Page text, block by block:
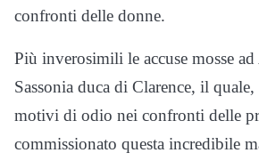
confronti delle donne.
Più inverosimili le accuse mosse
Sassonia duca di Clarence, il
motivi di odio nei confronti delle
commissionato questa incredibile